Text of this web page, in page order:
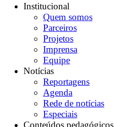
Institucional
Quem somos
Parceiros
Projetos
Imprensa
Equipe
Notícias
Reportagens
Agenda
Rede de notícias
Especiais
Conteúdos pedagógicos